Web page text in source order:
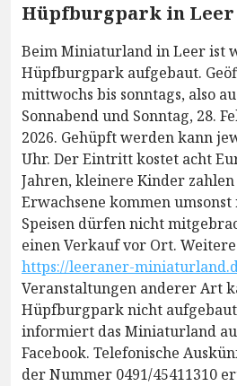
Hüpfburgpark in Leer
Beim Miniaturland in Leer ist
Hüpfburgpark aufgebaut.
mittwochs bis sonntags, also
Sonnabend und Sonntag, 28.
2026. Gehüpft werden kann
Uhr. Der Eintritt kostet acht
Jahren, kleinere Kinder
Erwachsene kommen
Speisen dürfen nicht
einen Verkauf vor Ort.
https://leeraner-
Veranstaltungen anderer Art
Hüpfburgpark nicht
informiert das Miniaturland
Facebook. Telefonische
der Nummer 0491/45411310